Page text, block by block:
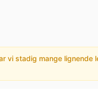
vi stadig mange lignende